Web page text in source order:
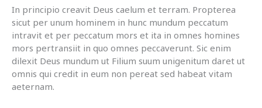
In principio creavit Deus caelum et terram. Propterea
sicut per unum hominem in hunc mundum peccatum
intravit et per peccatum mors et ita in omnes homines
mors pertransiit in quo omnes peccaverunt. Sic enim
dilexit Deus mundum ut Filium suum unigenitum daret ut
omnis qui credit in eum non pereat sed habeat vitam
aeternam.